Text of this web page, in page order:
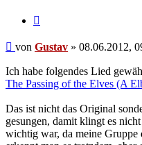
Beitrag
von Gustav » 08.06.2012,
Ich habe folgendes Lied
The Passing of the Elves (A
Das ist nicht das Original
gesungen, damit klingt es
wichtig war, da meine